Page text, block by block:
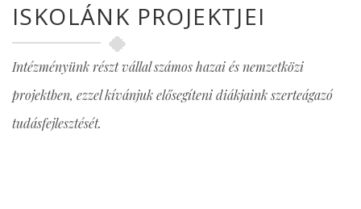
ISKOLÁNK PROJEKTJEI
Intézményünk részt vállal számos hazai és nemzetközi
projektben, ezzel kívánjuk elősegíteni diákjaink szerteágazó
tudásfejlesztését.